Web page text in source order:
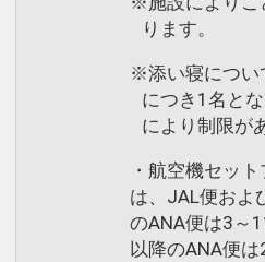
ります。
※添い寝につい
につき1名と
により制限が
・航空機セッ
は、JAL便およ
のANA便は3～
以降のANA便